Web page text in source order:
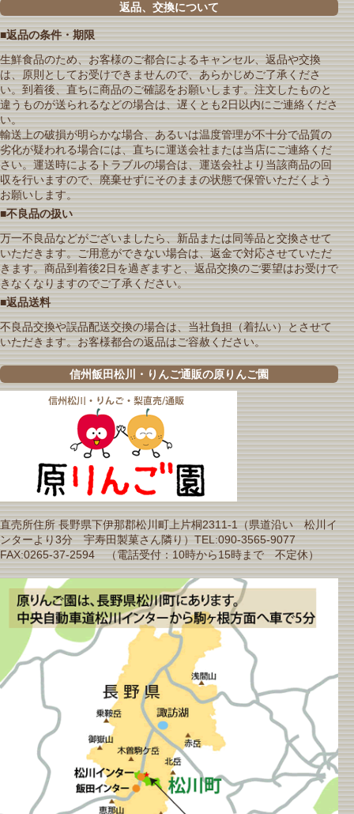
返品、交換について
■返品の条件・期限
生鮮食品のため、お客様のご都合によるキャンセル、返品や交換
は、原則としてお受けできませんので、あらかじめご了承くださ
い。到着後、直ちに商品のご確認をお願いします。注文したものと
違うものが送られるなどの場合は、遅くとも2日以内にご連絡くださ
い。
輸送上の破損が明らかな場合、あるいは温度管理が不十分で品質の
劣化が疑われる場合には、直ちに運送会社または当店にご連絡くだ
さい。運送時によるトラブルの場合は、運送会社より当該商品の回
収を行いますので、廃棄せずにそのままの状態で保管いただくよう
お願いします。
■不良品の扱い
万一不良品などがございましたら、新品または同等品と交換させて
いただきます。ご用意ができない場合は、返金で対応させていただ
きます。商品到着後2日を過ぎますと、返品交換のご要望はお受けで
きなくなりますのでご了承ください。
■返品送料
不良品交換や誤品配送交換の場合は、当社負担（着払い）とさせて
いただきます。お客様都合の返品はご容赦ください。
信州飯田松川・りんご通販の原りんご園
直売所住所 長野県下伊那郡松川町上片桐2311-1（県道沿い 松川イ
ンターより3分 宇寿田製菓さん隣り）TEL:090-3565-9077
FAX:0265-37-2594 （電話受付：10時から15時まで 不定休）